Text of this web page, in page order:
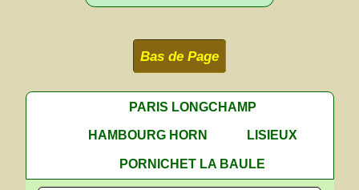
Bas de Page
PARIS LONGCHAMP
HAMBOURG HORN
LISIEUX
PORNICHET LA BAULE